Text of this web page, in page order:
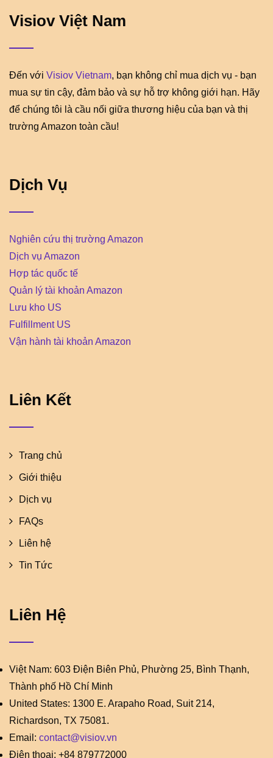
Visiov Việt Nam
Đến với Visiov Vietnam, bạn không chỉ mua dịch vụ - bạn
mua sự tin cậy, đảm bảo và sự hỗ trợ không giới hạn. Hãy
để chúng tôi là cầu nối giữa thương hiệu của bạn và thị
trường Amazon toàn cầu!
Dịch Vụ
Nghiên cứu thị trường Amazon
Dịch vụ Amazon
Hợp tác quốc tế
Quản lý tài khoản Amazon
Lưu kho US
Fulfillment US
Vận hành tài khoản Amazon
Liên Kết
Trang chủ
Giới thiệu
Dịch vụ
FAQs
Liên hệ
Tin Tức
Liên Hệ
Việt Nam: 603 Điện Biên Phủ, Phường 25, Bình Thạnh,
Thành phố Hồ Chí Minh
United States: 1300 E. Arapaho Road, Suit 214,
Richardson, TX 75081.
Email: contact@visiov.vn
Điện thoại: +84 879772000